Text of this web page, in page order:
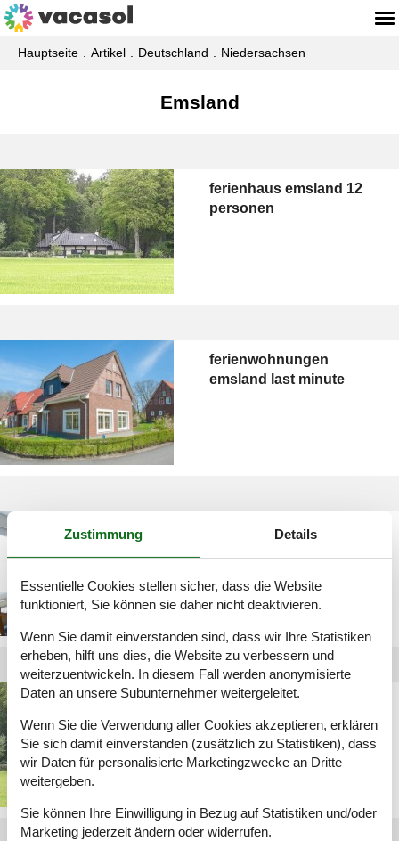
Hauptseite Artikel Deutschland Niedersachsen
Emsland
ferienhaus emsland 12
personen
ferienwohnungen
emsland last minute
ferienhaus emsland
ferienhaus emsland 10
personen
Zustimmung Details
Essentielle Cookies stellen sicher, dass die Website
funktioniert, Sie können sie daher nicht deaktivieren.
Wenn Sie damit einverstanden sind, dass wir Ihre Statistiken
erheben, hilft uns dies, die Website zu verbessern und
weiterzuentwickeln. In diesem Fall werden anonymisierte
Daten an unsere Subunternehmer weitergeleitet.
Wenn Sie die Verwendung aller Cookies akzeptieren, erklären
Sie sich damit einverstanden (zusätzlich zu Statistiken), dass
wir Daten für personalisierte Marketingzwecke an Dritte
weitergeben.
Sie können Ihre Einwilligung in Bezug auf Statistiken und/oder
Marketing jederzeit ändern oder widerrufen.